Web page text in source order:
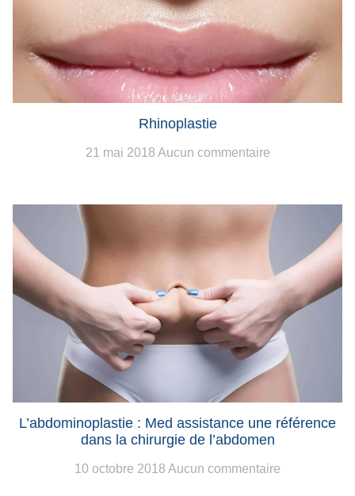
Rhinoplastie
21 mai 2018 Aucun commentaire
L’abdominoplastie : Med assistance une référence
dans la chirurgie de l’abdomen
10 octobre 2018 Aucun commentaire